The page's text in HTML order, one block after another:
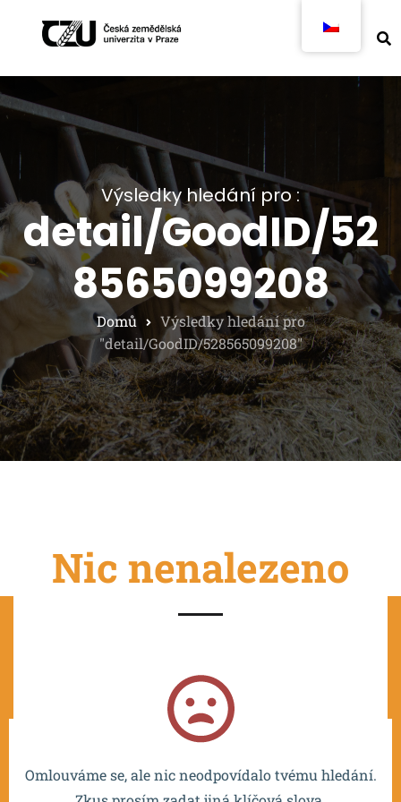
Výsledky hledání pro :
detail/GoodID/52
8565099208
Domů
Výsledky hledání pro
"detail/GoodID/528565099208"
Nic nenalezeno
Omlouváme se, ale nic neodpovídalo tvému hledání.